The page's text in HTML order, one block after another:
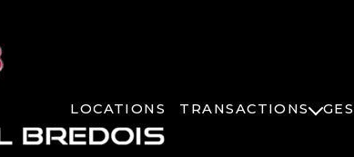
LOCATIONS TRANSACTIONS